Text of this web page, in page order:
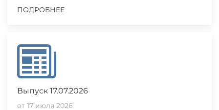
ПОДРОБНЕЕ
Выпуск 17.07.2026
от 17 июля 2026